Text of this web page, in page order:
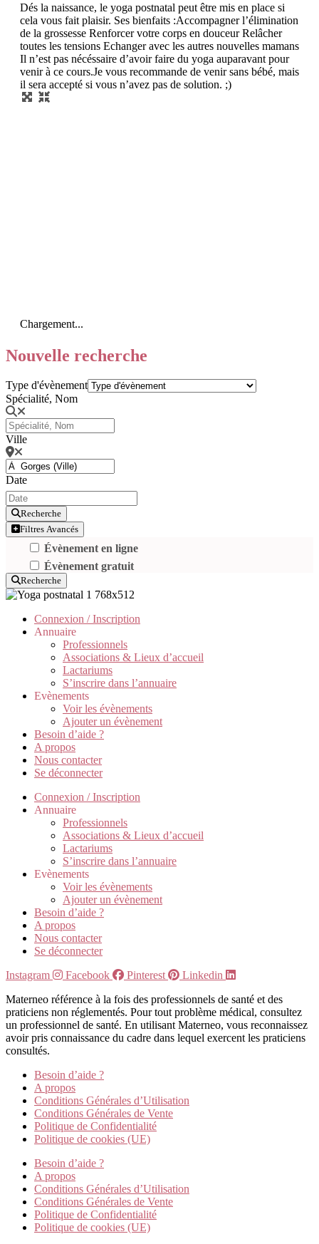
Dés la naissance, le yoga postnatal peut être mis en place si
cela vous fait plaisir. Ses bienfaits :​ Accompagner l’élimination
de la grossesse Renforcer votre corps en douceur Relâcher
toutes les tensions Echanger avec les autres nouvelles mamans
Il n’est pas nécéssaire d’avoir faire du yoga auparavant pour
venir à ce cours.​ Je vous recommande de venir sans bébé, mais
il sera accepté si vous n’avez pas de solution. ;)
Chargement...
Nouvelle recherche
Type d'évènement
Spécialité, Nom
Ville
Date
Recherche
Filtres Avancés
Évènement en ligne
Évènement gratuit
Recherche
Connexion / Inscription
Annuaire
Professionnels
Associations & Lieux d’accueil
Lactariums
S’inscrire dans l’annuaire
Evènements
Voir les évènements
Ajouter un évènement
Besoin d’aide ?
A propos
Nous contacter
Se déconnecter
Connexion / Inscription
Annuaire
Professionnels
Associations & Lieux d’accueil
Lactariums
S’inscrire dans l’annuaire
Evènements
Voir les évènements
Ajouter un évènement
Besoin d’aide ?
A propos
Nous contacter
Se déconnecter
Instagram
Facebook Pinterest
Linkedin
Materneo référence à la fois des professionnels de santé et des
praticiens non réglementés. Pour tout problème médical, consultez
un professionnel de santé. En utilisant Materneo, vous reconnaissez
avoir pris connaissance du cadre dans lequel exercent les praticiens
consultés.
Besoin d’aide ?
A propos
Conditions Générales d’Utilisation
Conditions Générales de Vente
Politique de Confidentialité
Politique de cookies (UE)
Besoin d’aide ?
A propos
Conditions Générales d’Utilisation
Conditions Générales de Vente
Politique de Confidentialité
Politique de cookies (UE)